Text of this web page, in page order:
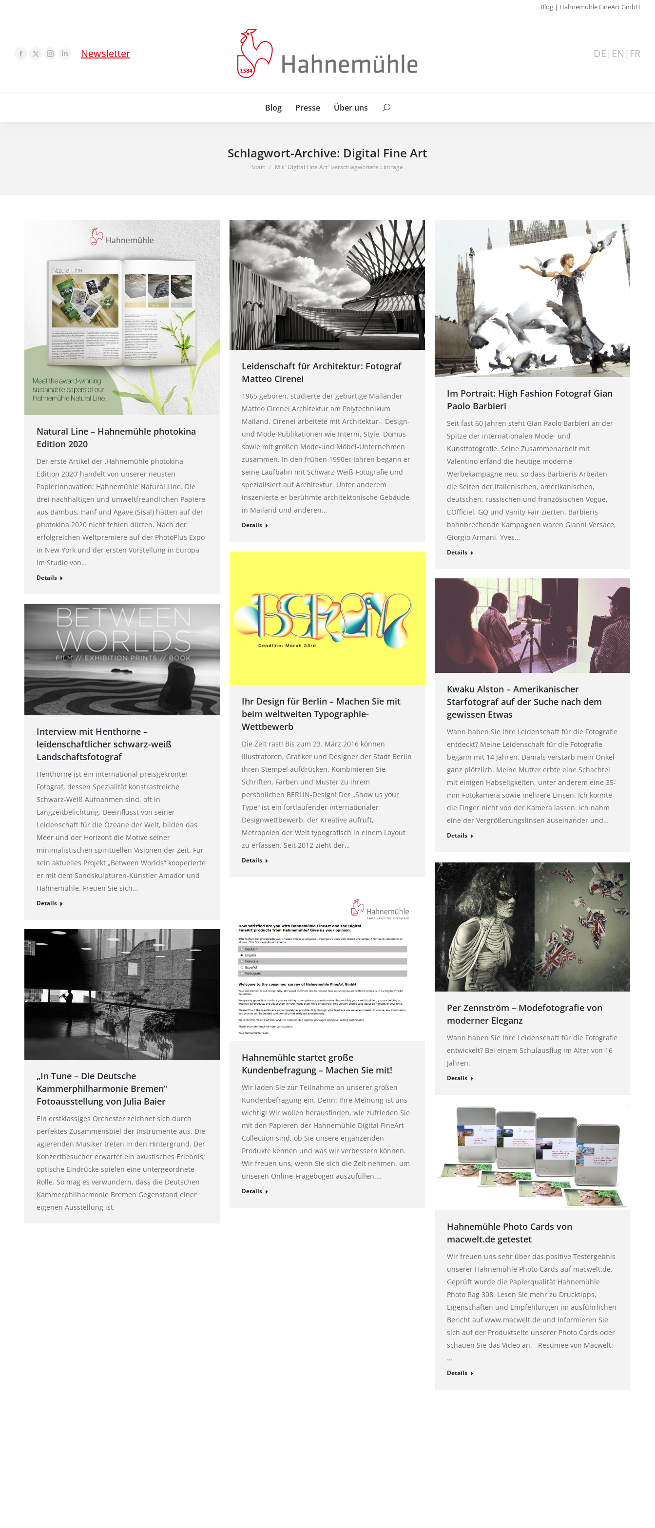
Blog | Hahnemühle FineArt GmbH
Newsletter DE | EN | FR
Blog Presse Über uns Search:
Schlagwort-Archive: Digital Fine Art
Sie befinden sich hier:
Start Mit "Digital Fine Art" verschlagwortete Einträge
Natural Line – Hahnemühle photokina
Edition 2020
Der erste Artikel der ‚Hahnemühle photokina
Edition 2020‘ handelt von unserer neusten
Papierinnovation: Hahnemühle Natural Line. Die
drei nachhaltigen und umweltfreundlichen Papiere
aus Bambus, Hanf und Agave (Sisal) hätten auf der
photokina 2020 nicht fehlen dürfen. Nach der
erfolgreichen Weltpremiere auf der PhotoPlus Expo
in New York und der ersten Vorstellung in Europa
im Studio von…
Details
Leidenschaft für Architektur: Fotograf
Matteo Cirenei
1965 geboren, studierte der gebürtige Mailänder
Matteo Cirenei Architektur am Polytechnikum
Mailand. Cirenei arbeitete mit Architektur-, Design-
und Mode-Publikationen wie Interni, Style, Domus
sowie mit großen Mode-und Möbel-Unternehmen
zusammen. In den frühen 1990er Jahren begann er
seine Laufbahn mit Schwarz-Weiß-Fotografie und
spezialisiert auf Architektur. Unter anderem
inszenierte er berühmte architektonische Gebäude
in Mailand und anderen…
Details
Im Portrait: High Fashion Fotograf Gian
Paolo Barbieri
Seit fast 60 Jahren steht Gian Paolo Barbieri an der
Spitze der internationalen Mode- und
Kunstfotografie. Seine Zusammenarbeit mit
Valentino erfand die heutige moderne
Werbekampagne neu, so dass Barbieris Arbeiten
die Seiten der italienischen, amerikanischen,
deutschen, russischen und französischen Vogue,
L’Officiel, GQ und Vanity Fair zierten. Barbieris
bahnbrechende Kampagnen waren Gianni Versace,
Giorgio Armani, Yves…
Details
Ihr Design für Berlin – Machen Sie mit
beim weltweiten Typographie-
Wettbewerb
Die Zeit rast! Bis zum 23. März 2016 können
Illustratoren, Grafiker und Designer der Stadt Berlin
ihren Stempel aufdrücken. Kombinieren Sie
Schriften, Farben und Muster zu ihrem
persönlichen BERLIN-Design! Der „Show us your
Type“ ist ein fortlaufender internationaler
Designwettbewerb, der Kreative aufruft,
Metropolen der Welt typografisch in einem Layout
zu erfassen. Seit 2012 zieht der…
Details
Kwaku Alston – Amerikanischer
Starfotograf auf der Suche nach dem
gewissen Etwas
Wann haben Sie Ihre Leidenschaft für die Fotografie
entdeckt? Meine Leidenschaft für die Fotografie
begann mit 14 Jahren. Damals verstarb mein Onkel
ganz plötzlich. Meine Mutter erbte eine Schachtel
mit einigen Habseligkeiten, unter anderem eine 35-
mm-Fotokamera sowie mehrere Linsen. Ich konnte
die Finger nicht von der Kamera lassen. Ich nahm
eine der Vergrößerungslinsen auseinander und…
Details
Interview mit Henthorne –
leidenschaftlicher schwarz-weiß
Landschaftsfotograf
Henthorne ist ein international preisgekrönter
Fotograf, dessen Spezialität konstrastreiche
Schwarz-Weiß Aufnahmen sind, oft in
Langzeitbelichtung. Beeinflusst von seiner
Leidenschaft für die Ozeane der Welt, bilden das
Meer und der Horizont die Motive seiner
minimalistischen spirituellen Visionen der Zeit. Für
sein aktuelles Projekt „Between Worlds“ kooperierte
er mit dem Sandskulpturen-Künstler Amador und
Hahnemühle. Freuen Sie sich…
Details
Per Zennström – Modefotografie von
moderner Eleganz
Wann haben Sie Ihre Leidenschaft für die Fotografie
entwickelt? Bei einem Schulausflug im Alter von 16
Jahren.
Details
Hahnemühle startet große
Kundenbefragung – Machen Sie mit!
Wir laden Sie zur Teilnahme an unserer großen
Kundenbefragung ein. Denn: Ihre Meinung ist uns
wichtig! Wir wollen herausfinden, wie zufrieden Sie
mit den Papieren der Hahnemühle Digital FineArt
Collection sind, ob Sie unsere ergänzenden
Produkte kennen und was wir verbessern können.
Wir freuen uns, wenn Sie sich die Zeit nehmen, um
unseren Online-Fragebogen auszufüllen.…
Details
„In Tune – Die Deutsche
Kammerphilharmonie Bremen“
Fotoausstellung von Julia Baier
Ein erstklassiges Orchester zeichnet sich durch
perfektes Zusammenspiel der Instrumente aus. Die
agierenden Musiker treten in den Hintergrund. Der
Konzertbesucher erwartet ein akustisches Erlebnis;
optische Eindrücke spielen eine untergeordnete
Rolle. So mag es verwundern, dass die Deutschen
Kammerphilharmonie Bremen Gegenstand einer
eigenen Ausstellung ist.
Hahnemühle Photo Cards von
macwelt.de getestet
Wir freuen uns sehr über das positive Testergebnis
unserer Hahnemühle Photo Cards auf macwelt.de.
Geprüft wurde die Papierqualität Hahnemühle
Photo Rag 308. Lesen Sie mehr zu Drucktipps,
Eigenschaften und Empfehlungen im ausführlichen
Bericht auf www.macwelt.de und informieren Sie
sich auf der Produktseite unserer Photo Cards oder
schauen Sie das Video an. Resümee von Macwelt:
…
Details